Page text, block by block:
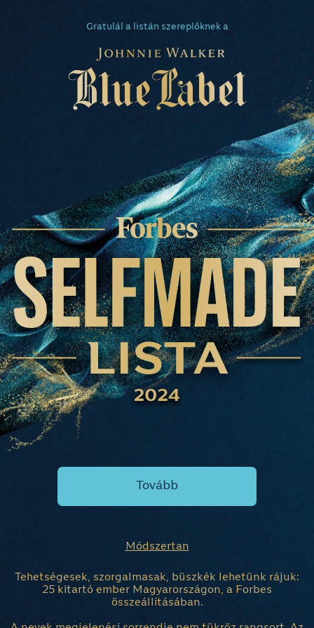
Gratulál a listán szereplőknek a
Tovább
Módszertan
Tehetségesek, szorgalmasak, büszkék lehetünk rájuk:
25 kitartó ember Magyarországon, a Forbes
összeállításában.